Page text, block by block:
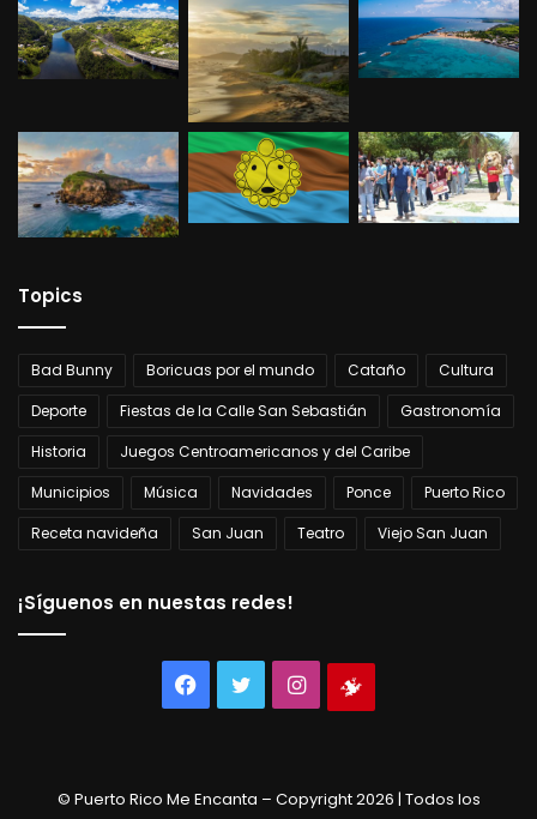
Topics
Bad Bunny Boricuas por el mundo Cataño
Cultura
Deporte
Fiestas de la Calle San Sebastián
Gastronomía
Historia
Juegos Centroamericanos y del Caribe
Municipios
Música Navidades Ponce
Puerto Rico
Receta navideña
San Juan Teatro Viejo San Juan
¡Síguenos en nuestas redes!
Facebook
TwitterInstagram
© Puerto Rico Me Encanta – Copyright 2026 | Todos los